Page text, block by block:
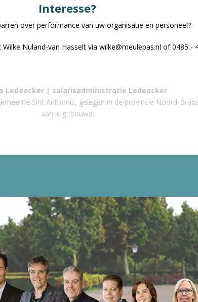
Interesse?
over performance van uw organisatie en personeel?
Nuland-van Hasselt via wilke@meulepas.nl of 0485 -
Ledeacker | salarisadministratie Ledeacker
Sint Anthonis, gelegen in de provincie Noord-
aan is gebouwd.